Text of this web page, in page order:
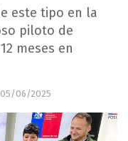
este tipo en la
piloto de
meses en
05/06/2025